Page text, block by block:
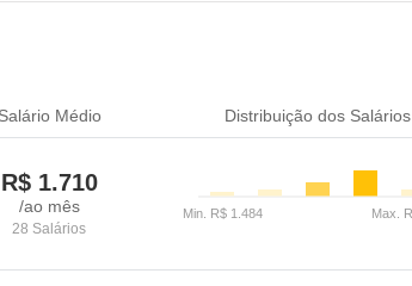
Salário Médio Distribuição dos Salários
R$ 1.710
/ao mês
28 Salários